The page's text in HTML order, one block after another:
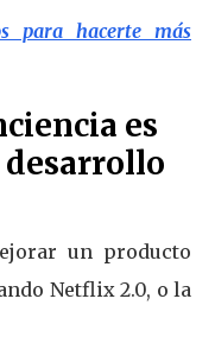
para hacerte más
es
un producto
Netflix 2.0, o la